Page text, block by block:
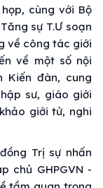
cùng với Bộ
sự T.Ư soạn
về công tác giới
về một số nội
Kiến đàn, cung
sư, giáo giới
giới tử, nghi
Trị sự nhấn
chủ GHPGVN -